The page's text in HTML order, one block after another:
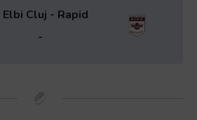
Elbi Cluj - Rapid
-